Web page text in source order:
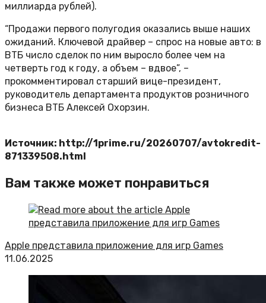
миллиарда рублей).
“Продажи первого полугодия оказались выше наших
ожиданий. Ключевой драйвер – спрос на новые авто: в
ВТБ число сделок по ним выросло более чем на
четверть год к году, а объем – вдвое”, –
прокомментировал старший вице-президент,
руководитель департамента продуктов розничного
бизнеса ВТБ Алексей Охорзин.
Источник: http://1prime.ru/20260707/avtokredit-
871339508.html
Вам также может понравиться
Apple представила приложение для игр Games
11.06.2025